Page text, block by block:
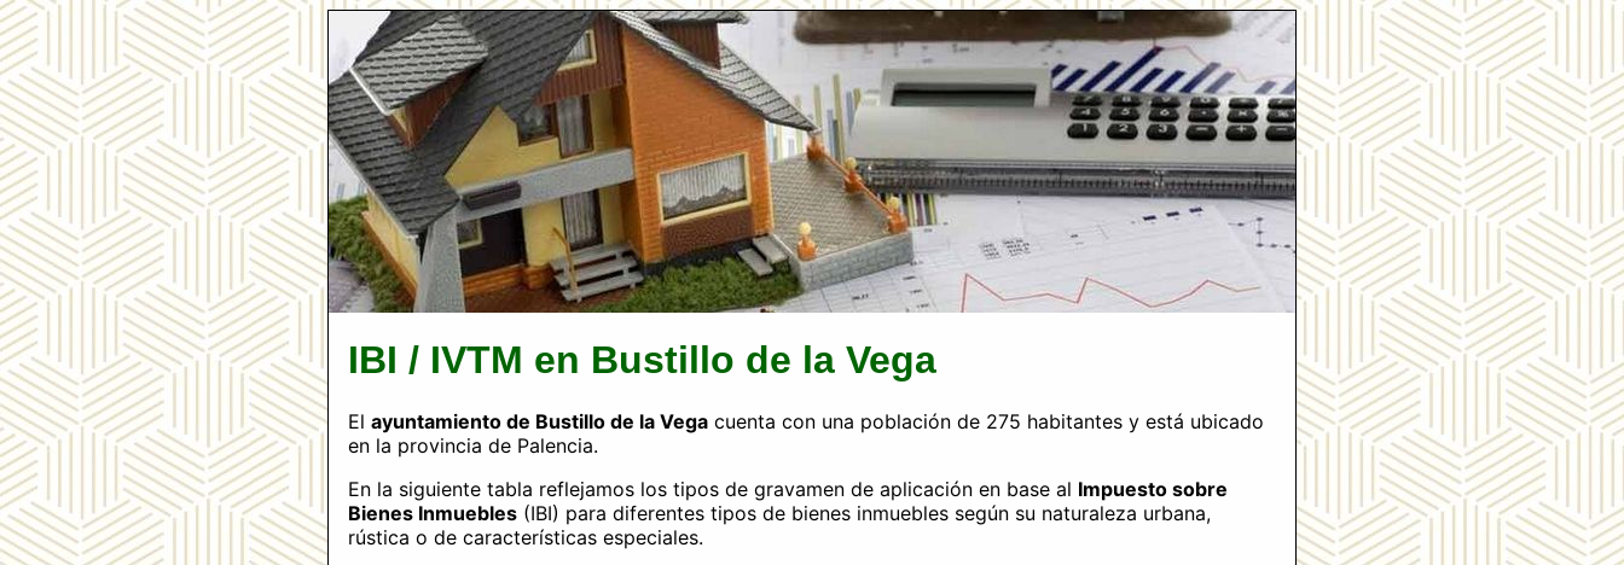
IBI / IVTM en Bustillo de la Vega
El ayuntamiento de Bustillo de la Vega cuenta con una población de 275 habitantes y está ubicado
en la provincia de Palencia.
En la siguiente tabla reflejamos los tipos de gravamen de aplicación en base al Impuesto sobre
Bienes Inmuebles (IBI) para diferentes tipos de bienes inmuebles según su naturaleza urbana,
rústica o de características especiales.